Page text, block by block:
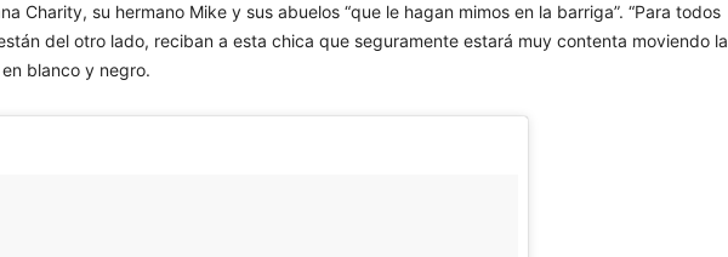
Charity, su hermano Mike y sus abuelos “que le hagan mimos en la barriga”. “Para todos
del otro lado, reciban a esta chica que seguramente estará muy contenta moviendo la
blanco y negro.